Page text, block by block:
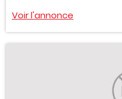
Voir l'annonce